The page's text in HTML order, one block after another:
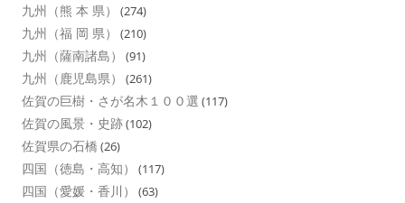
九州（熊 本 県） (274)
九州（福 岡 県） (210)
九州（薩南諸島） (91)
九州（鹿児島県） (261)
佐賀の巨樹・さが名木１００選 (117)
佐賀の風景・史跡(102)
佐賀県の石橋 (26)
四国（徳島・高知） (117)
四国（愛媛・香川） (63)